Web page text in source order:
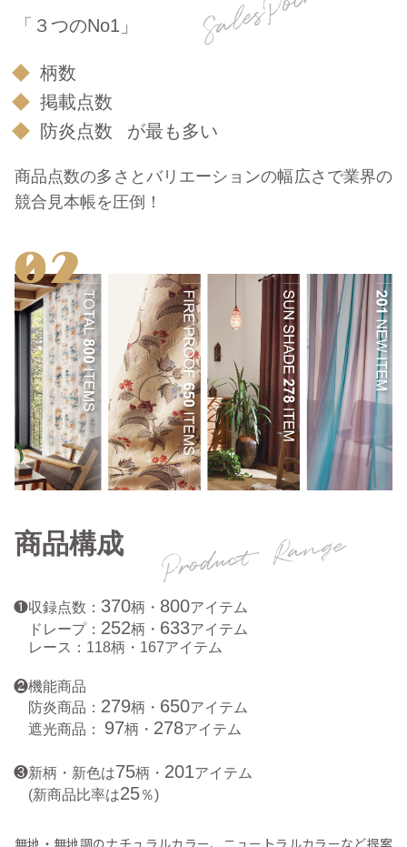
「３つのNo1」
柄数
掲載点数
防炎点数
が最も多い
商品点数の多さとバリエーションの幅広さで業界の
競合見本帳を圧倒！
商品構成
❶収録点数： 370柄・ 800アイテム
ドレープ： 252柄・ 633アイテム
レース：118柄・167アイテム
❷機能商品
防炎商品： 279柄・ 650アイテム
遮光商品： 97柄・ 278アイテム
❸新柄・新色は75柄・ 201アイテム
(新商品比率は25％)
無地・無地調のナチュラルカラー、ニュートラルカラーなど提案